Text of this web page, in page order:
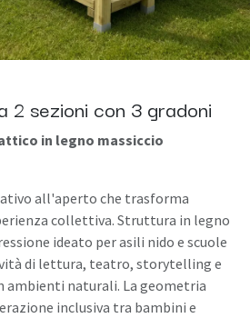
2 sezioni con 3 gradoni
in legno massiccio
all'aperto che trasforma
collettiva. Struttura in legno
ideato per asili nido e scuole
di lettura, teatro, storytelling e
ambienti naturali. La geometria
inclusiva tra bambini e